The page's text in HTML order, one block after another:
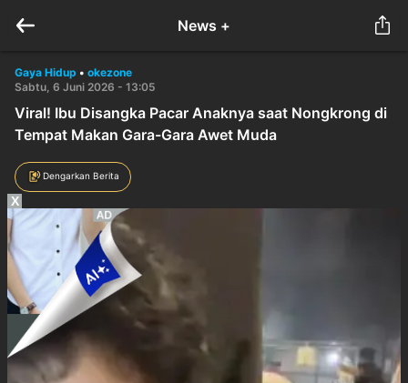
News +
Gaya Hidup • okezone
Sabtu, 6 Juni 2026 - 13:05
Viral! Ibu Disangka Pacar Anaknya saat Nongkrong di
Tempat Makan Gara-Gara Awet Muda
Dengarkan Berita
X